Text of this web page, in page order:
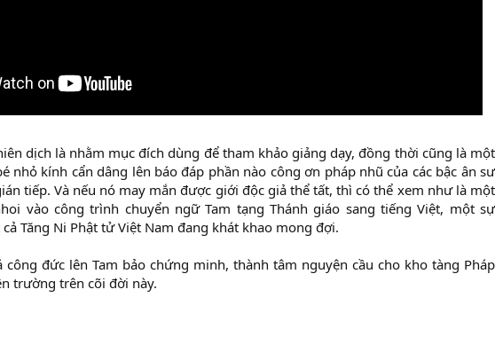
dịch là nhằm mục đích dùng để tham khảo giảng dạy, đồng thời cũng là một
nhỏ kính cẩn dâng lên báo đáp phần nào công ơn pháp nhũ của các bậc ân sư
tiếp. Và nếu nó may mắn được giới độc giả thể tất, thì có thể xem như là một
vào công trình chuyển ngữ Tam tạng Thánh giáo sang tiếng Việt, một sự
Tăng Ni Phật tử Việt Nam đang khát khao mong đợi.
đức lên Tam bảo chứng minh, thành tâm nguyện cầu cho kho tàng Pháp
trường trên cõi đời này.